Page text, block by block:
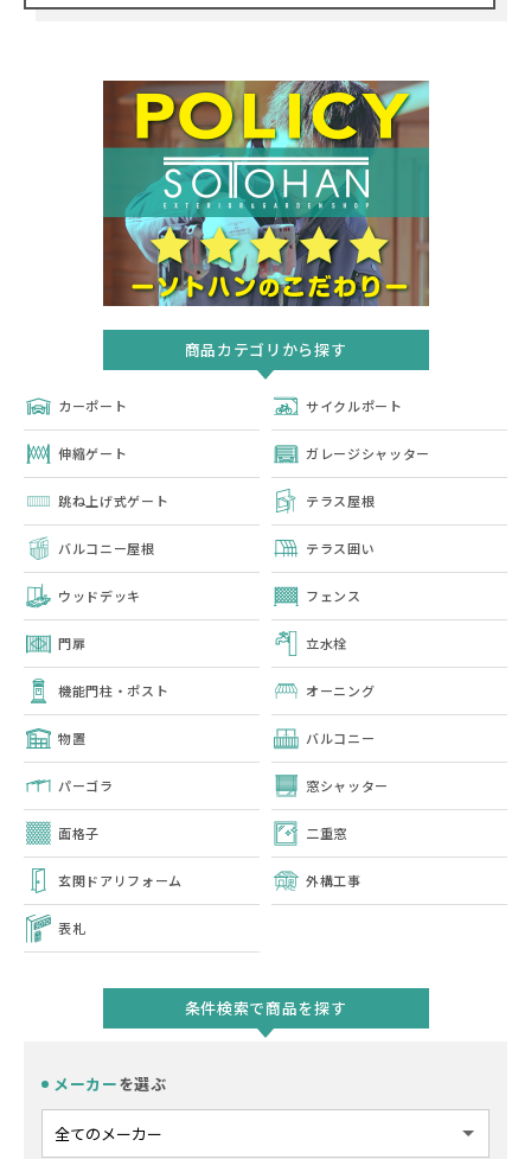
商品カテゴリから探す
カーポート サイクルポート
伸縮ゲート ガレージシャッター
跳ね上げ式ゲート テラス屋根
バルコニー屋根 テラス囲い
ウッドデッキ フェンス
門扉 立水栓
機能門柱・ポスト オーニング
物置 バルコニー
パーゴラ 窓シャッター
面格子 二重窓
玄関ドアリフォーム 外構工事
表札
条件検索で商品を探す
メーカーを選ぶ